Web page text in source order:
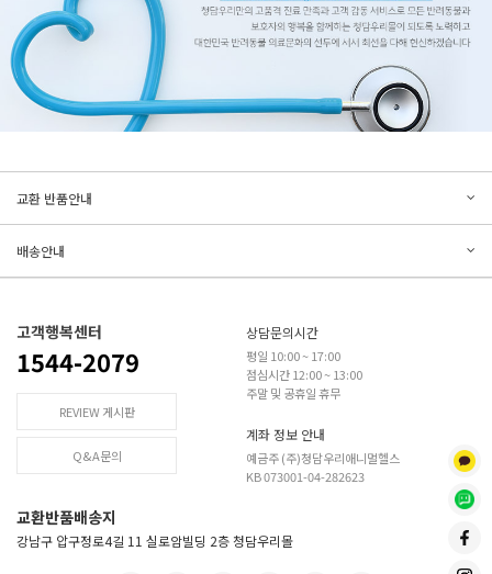
교환 반품안내
배송안내
고객행복센터
1544-2079
REVIEW 게시판
Q&A문의
상담문의시간
평일 10:00 ~ 17:00
점심시간 12:00 ~ 13:00
주말 및 공휴일 휴무
계좌 정보 안내
예금주 (주)청담우리애니멀헬스
KB 073001-04-282623
교환반품배송지
강남구 압구정로4길 11 실로암빌딩 2층 청담우리몰